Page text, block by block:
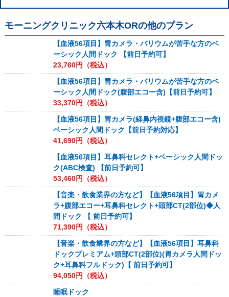
モーニングクリニック六本木ORの他のプラン
【血液56項目】胃カメラ・バリウムが苦手な方のベ
ーシック人間ドック 【前日予約可】
23,760円（税込）
【血液56項目】胃カメラ・バリウムが苦手な方のベ
ーシック人間ドック(腹部エコー含)【前日予約可】
33,370円（税込）
【血液56項目】胃カメラ(経鼻内視鏡+腹部エコー含)
ベーシック人間ドック【前日予約対応】
41,690円（税込）
【血液56項目】耳鼻科セレクト+ベーシック人間ドッ
ク(ABC検査) 【前日予約可】
53,460円（税込）
【音楽・飲食業界の方など】【血液56項目】胃カメ
ラ+腹部エコー+耳鼻科セレクト+頭部CT(2部位)◆人
間ドック 【 前日予約可】
71,390円（税込）
【音楽・飲食業界の方など】【血液56項目】耳鼻科
ドックプレミアム+頭部CT(2部位)(胃カメラ人間ドッ
ク+耳鼻科フルドック)【 前日予約可】
94,050円（税込）
睡眠ドック